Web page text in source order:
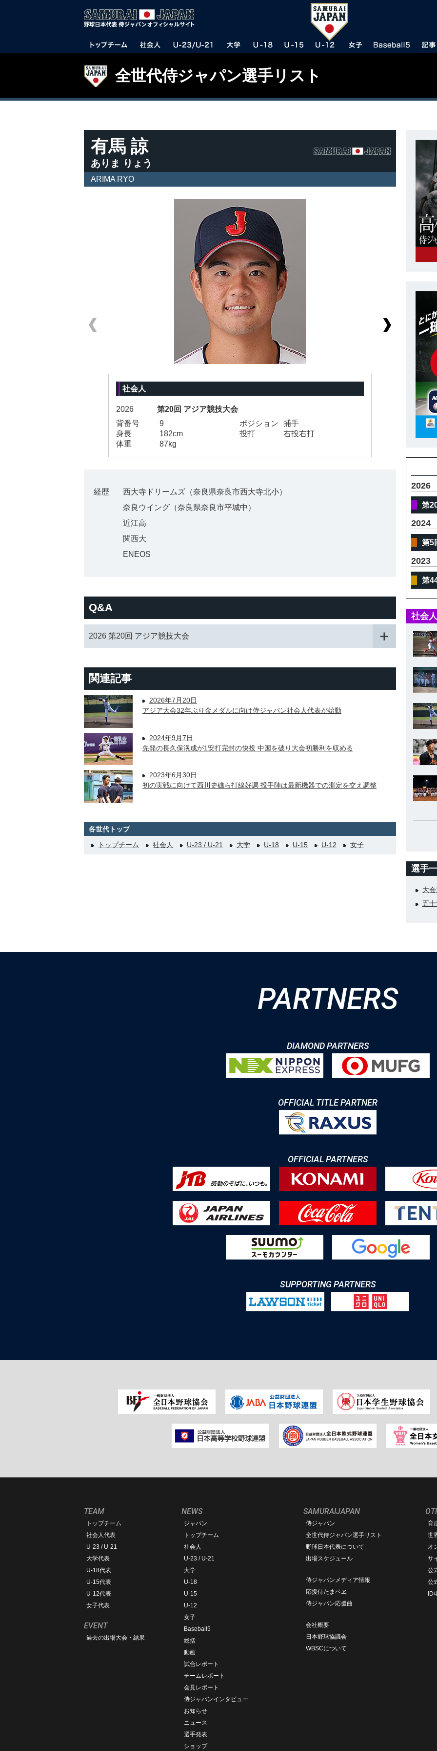
全世代侍ジャパン選手リスト
有馬 諒
ありま りょう
ARIMA RYO
社会人
2026
第20回 アジア競技大会
背番号
9 ポジション
捕手
身長
182cm 投打
右投右打
体重
87kg
経歴
西大寺ドリームズ（奈良県奈良市西大寺北小）
奈良ウイング（奈良県奈良市平城中）
近江高
関西大
ENEOS
Q&A
2026 第20回 アジア競技大会
関連記事
2026年7月20日
アジア大会32年ぶり金メダルに向け侍ジャパン社会人代表が始動
2024年9月7日
先発の長久保滉成が1安打完封の快投 中国を破り大会初勝利を収める
2023年6月30日
初の実戦に向けて西川史礁ら打線好調 投手陣は最新機器での測定を交え調整
各世代トップ
トップチーム
社会人 U-23 / U-21 大学 U-18 U-15 U-12 女子
2026
第
2024
第5
2023
第
社会
選手
大
五
PARTNERS
DIAMOND PARTNERS
OFFICIAL TITLE PARTNER
OFFICIAL PARTNERS
SUPPORTING PARTNERS
TEAM
トップチーム
社会人代表
U-23 / U-21
大学代表
U-18代表
U-15代表
U-12代表
女子代表
EVENT
過去の出場大会・結果
NEWS
ジャパン
トップチーム
社会人
U-23 / U-21
大学
U-18
U-15
U-12
女子
Baseball5
総括
動画
試合レポート
チームレポート
会見レポート
侍ジャパンインタビュー
お知らせ
ニュース
選手発表
ショップ
SAMURAIJAPAN
侍ジャパン
全世代侍ジャパン選手リスト
野球日本代表について
出場スケジュール
侍ジャパンメディア情報
応援侍たまベヱ
侍ジャパン応援曲
会社概要
日本野球協議会
WBSCについて
育
世
オ
サ
公
公
ID